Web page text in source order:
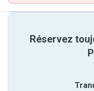
Réservez